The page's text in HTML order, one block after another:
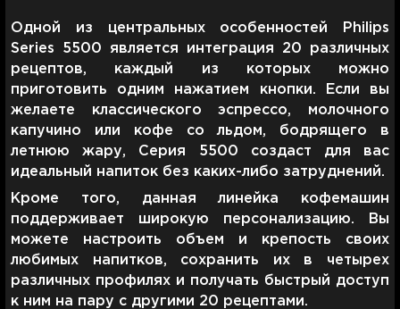
Одной из центральных особенностей Philips
Series 5500 является интеграция 20 различных
рецептов, каждый из которых можно
приготовить одним нажатием кнопки. Если вы
желаете классического эспрессо, молочного
капучино или кофе со льдом, бодрящего в
летнюю жару, Серия 5500 создаст для вас
идеальный напиток без каких-либо затруднений.
Кроме того, данная линейка кофемашин
поддерживает широкую персонализацию. Вы
можете настроить объем и крепость своих
любимых напитков, сохранить их в четырех
различных профилях и получать быстрый доступ
к ним на пару с другими 20 рецептами.